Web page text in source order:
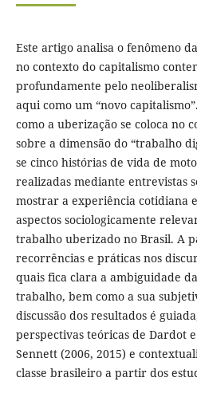
Este artigo analisa o fenômeno
no contexto do capitalismo
profundamente pelo
aqui como um “novo
como a uberização se coloca no
sobre a dimensão do “trabalho
se cinco histórias de vida de
realizadas mediante entrevistas
mostrar a experiência cotidiana
aspectos sociologicamente
trabalho uberizado no Brasil. A
recorrências e práticas nos
quais fica clara a ambiguidade
trabalho, bem como a sua
discussão dos resultados é
perspectivas teóricas de Dardot
Sennett (2006, 2015) e
classe brasileiro a partir dos